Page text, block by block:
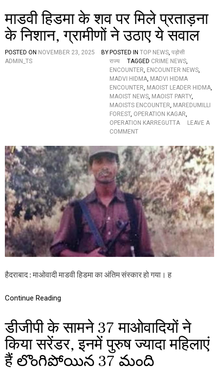
रें
गे
आ
त्म
स
म
र्प
ण
,
M
A
O
I
S
S
T
O
S
U
R
R
E
D
E
A
Y
1
माडवी हिडमा के शव पर मिले प्रताड़ना
के निशान, ग्रामीणों ने उठाए ये सवाल
POSTED ON NOVEMBER 23, 2025
BY
ADMIN_TS
POSTED IN TOP NEWS, पड़ोसी
राज्य
TAGGED CRIME NEWS,
ENCOUNTER, ENCOUNTER NEWS,
MADVI HIDMA, MADVI HIDMA
ENCOUNTER, MAOIST LEADER HIDMA,
MAOIST NEWS, MAOIST PARTY,
MAOISTS ENCOUNTER, MAREDUMILLI
FOREST, OPERATION KAGAR,
OPERATION KARREGUTTA
LEAVE A
COMMENTO
मा
ड
वी
हि
ड
मा
के
श
प
र
ता
न
,
ग्रा
णों
हैदराबाद : माओवादी माडवी हिडमा का अंतिम संस्कार हो गया। ह
Continue Reading
डीजीपी के सामने 37 माओवादियों ने
किया सरेंडर, इनमें पुरुष ज्यादा महिलाएं
हैं లొంగిపోయిన 37 మంది